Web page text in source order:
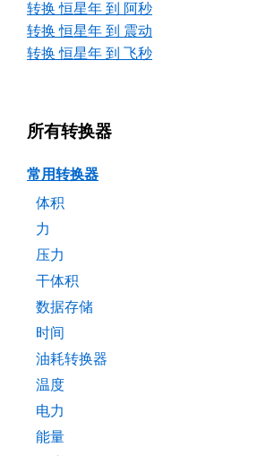
转换 恒星年 到 阿秒
转换 恒星年 到 震动
转换 恒星年 到 飞秒
所有转换器
常用转换器
体积
力
压力
干体积
数据存储
时间
油耗转换器
温度
电力
能量